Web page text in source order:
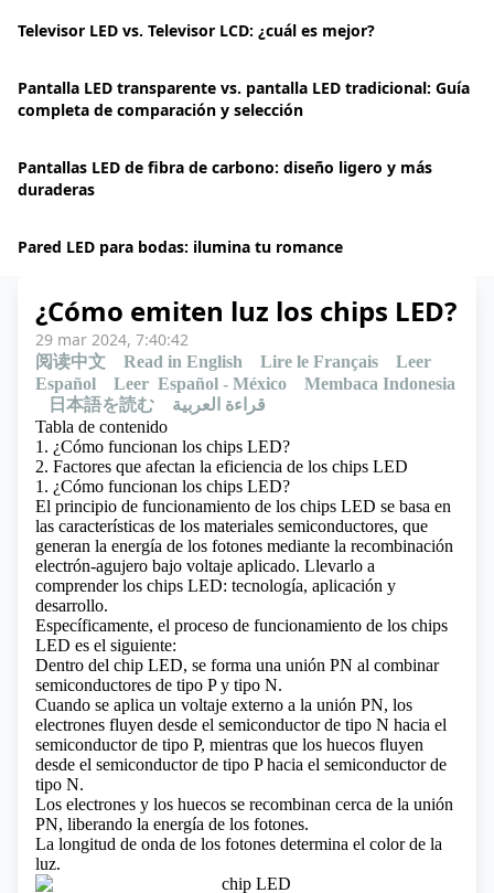
Televisor LED vs. Televisor LCD: ¿cuál es mejor?
Pantalla LED transparente vs. pantalla LED tradicional: Guía
completa de comparación y selección
Pantallas LED de fibra de carbono: diseño ligero y más
duraderas
Pared LED para bodas: ilumina tu romance
¿Cómo emiten luz los chips LED?
29 mar 2024, 7:40:42
阅读中文 Read in English Lire le Français
Leer
Español
Leer Español - México
Membaca Indonesia
日本語を読む
قراءة العربية
Tabla de contenido
1. ¿Cómo funcionan los chips LED?
2. Factores que afectan la eficiencia de los chips LED
1. ¿Cómo funcionan los chips LED?
El principio de funcionamiento de los chips LED se basa en
las características de los materiales semiconductores, que
generan la energía de los fotones mediante la recombinación
electrón-agujero bajo voltaje aplicado. Llevarlo a
comprender los chips LED: tecnología, aplicación y
desarrollo.
Específicamente, el proceso de funcionamiento de los chips
LED es el siguiente:
Dentro del chip LED, se forma una unión PN al combinar
semiconductores de tipo P y tipo N.
Cuando se aplica un voltaje externo a la unión PN, los
electrones fluyen desde el semiconductor de tipo N hacia el
semiconductor de tipo P, mientras que los huecos fluyen
desde el semiconductor de tipo P hacia el semiconductor de
tipo N.
Los electrones y los huecos se recombinan cerca de la unión
PN, liberando la energía de los fotones.
La longitud de onda de los fotones determina el color de la
luz.